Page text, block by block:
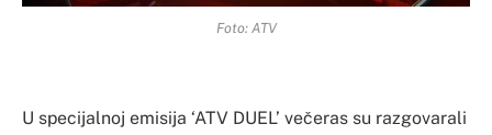
Foto: ATV
U specijalnoj emisija ‘ATV DUEL’ večeras su razgovarali